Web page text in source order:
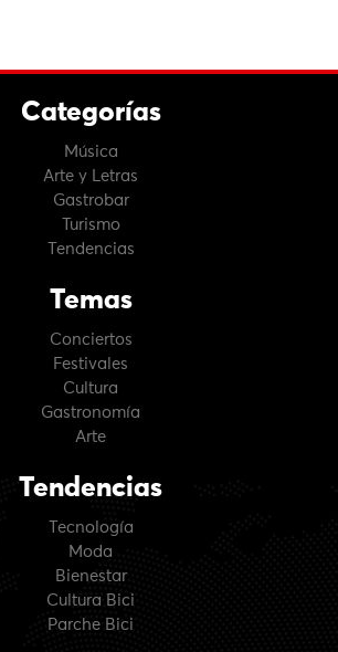
Categorías
Música
Arte y Letras
Gastrobar
Turismo
Tendencias
Temas
Conciertos
Festivales
Cultura
Gastronomía
Arte
Tendencias
Tecnología
Moda
Bienestar
Cultura Bici
Parche Bici